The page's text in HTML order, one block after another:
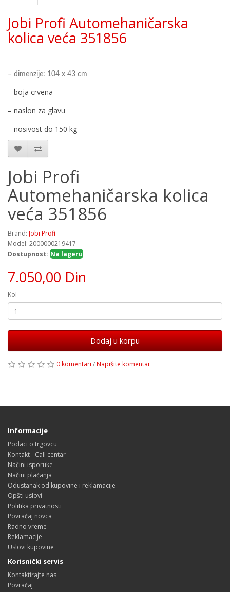
Jobi Profi Automehaničarska
kolica veća 351856
– dimenzije: 104 x 43 cm
– boja crvena
– naslon za glavu
– nosivost do 150 kg
Jobi Profi
Automehaničarska kolica
veća 351856
Brand: Jobi Profi
Model: 2000000219417
Dostupnost: Na lageru
7.050,00 Din
Kol
Dodaj u korpu
0 komentari /Napišite komentar
Informacije
Podaci o trgovcu
Kontakt - Call centar
Načini isporuke
Načini plaćanja
Odustanak od kupovine i reklamacije
Opšti uslovi
Politika privatnosti
Povraćaj novca
Radno vreme
Reklamacije
Uslovi kupovine
Korisnički servis
Kontaktirajte nas
Povraćaj